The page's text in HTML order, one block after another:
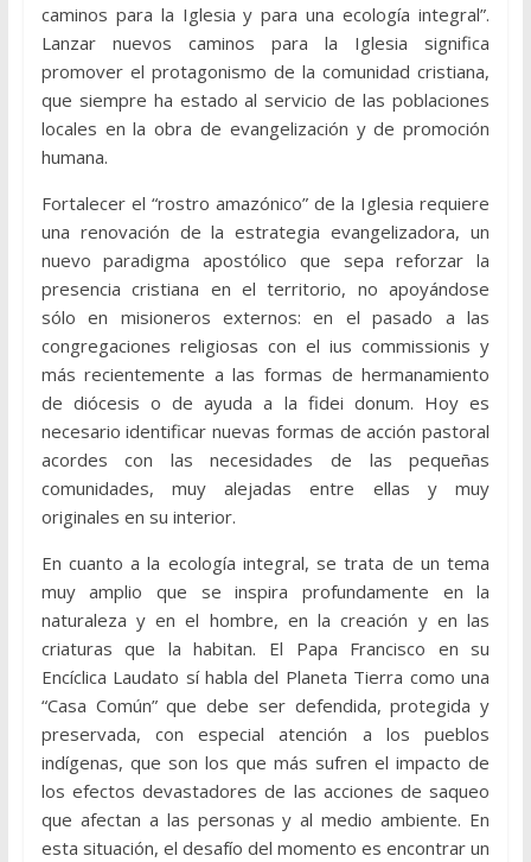
caminos para la Iglesia y para una ecología integral”.
Lanzar nuevos caminos para la Iglesia significa
promover el protagonismo de la comunidad cristiana,
que siempre ha estado al servicio de las poblaciones
locales en la obra de evangelización y de promoción
humana.
Fortalecer el “rostro amazónico” de la Iglesia requiere
una renovación de la estrategia evangelizadora, un
nuevo paradigma apostólico que sepa reforzar la
presencia cristiana en el territorio, no apoyándose
sólo en misioneros externos: en el pasado a las
congregaciones religiosas con el ius commissionis y
más recientemente a las formas de hermanamiento
de diócesis o de ayuda a la fidei donum. Hoy es
necesario identificar nuevas formas de acción pastoral
acordes con las necesidades de las pequeñas
comunidades, muy alejadas entre ellas y muy
originales en su interior.
En cuanto a la ecología integral, se trata de un tema
muy amplio que se inspira profundamente en la
naturaleza y en el hombre, en la creación y en las
criaturas que la habitan. El Papa Francisco en su
Encíclica Laudato sí habla del Planeta Tierra como una
“Casa Común” que debe ser defendida, protegida y
preservada, con especial atención a los pueblos
indígenas, que son los que más sufren el impacto de
los efectos devastadores de las acciones de saqueo
que afectan a las personas y al medio ambiente. En
esta situación, el desafío del momento es encontrar un